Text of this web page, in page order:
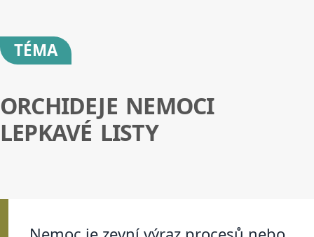
TÉMA
ORCHIDEJE NEMOCI
LEPKAVÉ LISTY